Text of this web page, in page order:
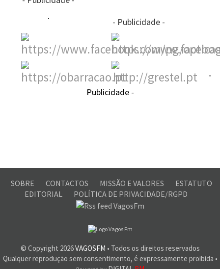
- Publicidade -
-
Publicidade -
SOBRE CONTACTOS MISSÃO E VALORES
ESTATUTO
EDITORIAL
POLÍTICA DE PRIVACIDADE/RGPD
© Copyright 2026VAGOSFM • Todos os direitos reservados
Qualquer reprodução sem consentimento, é expressamente proibida •